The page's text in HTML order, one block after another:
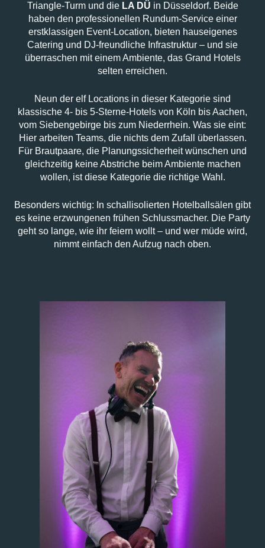
Triangle-Turm und die LA DÜ in Düsseldorf. Beide
haben den professionellen Rundum-Service einer
erstklassigen Event-Location, bieten hauseigenes
Catering und DJ-freundliche Infrastruktur – und sie
überraschen mit einem Ambiente, das Grand Hotels
selten erreichen.
Neun der elf Locations in dieser Kategorie sind
klassische 4- bis 5-Sterne-Hotels von Köln bis Aachen,
vom Siebengebirge bis zum Niederrhein. Was sie eint:
Hier arbeiten Teams, die nichts dem Zufall überlassen.
Für Brautpaare, die Planungssicherheit wünschen und
gleichzeitig keine Abstriche beim Ambiente machen
wollen, ist diese Kategorie die richtige Wahl.
Besonders wichtig: In schallisolierten Hotelballsälen gibt
es keine erzwungenen frühen Schlussmacher. Die Party
geht so lange, wie ihr feiern wollt – und wer müde wird,
nimmt einfach den Aufzug nach oben.